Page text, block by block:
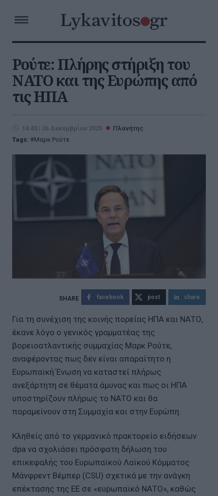
Ρούτε: Πλήρης στήριξη του
ΝΑΤΟ και της Ευρώπης από
τις ΗΠΑ
14:45 | 26 Δεκεμβρίου 2025
Πλανήτης
Tags:
Μαρκ Ρούτε
facebook post share
Για τη συνέχιση της κοινής πορείας ΗΠΑ και ΝΑΤΟ,
έκανε λόγο ο γενικός γραμματέας της
βορειοατλαντικής συμμαχίας Μαρκ Ρούτε,
αναφέροντας πως δεν είναι απαραίτητο η
Ευρωπαϊκή Ένωση να καταστεί πλήρως
ανεξάρτητη σε θέματα άμυνας και πως οι ΗΠΑ
υποστηρίζουν πλήρως το ΝΑΤΟ και θα
παραμείνουν στη Συμμαχία και στην Ευρώπη.
Κληθείς από το γερμανικό πρακτορείο ειδήσεων
dpa να σχολιάσει πρόσφατη δήλωση του
επικεφαλής του Ευρωπαϊκού Λαϊκού Κόμματος
Μάνφρεντ Βέμπερ (CSU) σχετικά με την ανάγκη
επέκτασης της ΕΕ σε «ευρωπαϊκό ΝΑΤΟ», καθώς